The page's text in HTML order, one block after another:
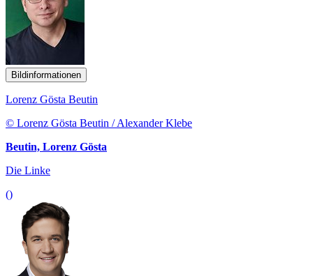
Bildinformationen
Lorenz Gösta Beutin
© Lorenz Gösta Beutin / Alexander Klebe
Beutin, Lorenz Gösta
Die Linke
()